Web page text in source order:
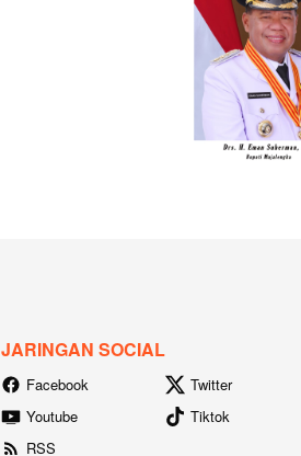
JARINGAN SOCIAL
Facebook Twitter
Youtube
Tiktok
RSS